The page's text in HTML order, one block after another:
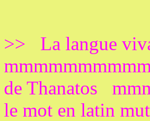
>> La langue
de Thanatos
le mot en latin